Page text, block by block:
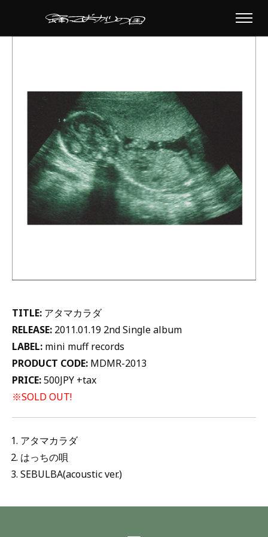
TITLE: アタマカラダ
RELEASE: 2011.01.19 2nd Single album
LABEL: mini muff records
PRODUCT CODE: MDMR-2013
PRICE:500JPY +tax
※SOLD OUT!
アタマカラダ
はっちの唄
SEBULBA(acoustic ver.)